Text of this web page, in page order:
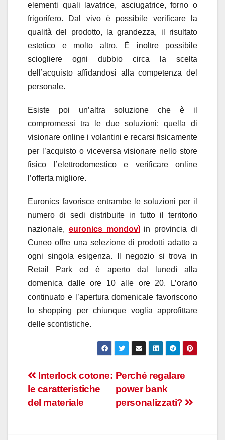
elementi quali lavatrice, asciugatrice, forno o
frigorifero. Dal vivo è possibile verificare la
qualità del prodotto, la grandezza, il risultato
estetico e molto altro. È inoltre possibile
sciogliere ogni dubbio circa la scelta
dell’acquisto affidandosi alla competenza del
personale.
Esiste poi un’altra soluzione che è il
compromessi tra le due soluzioni: quella di
visionare online i volantini e recarsi fisicamente
per l’acquisto o viceversa visionare nello store
fisico l’elettrodomestico e verificare online
l’offerta migliore.
Euronics favorisce entrambe le soluzioni per il
numero di sedi distribuite in tutto il territorio
nazionale, euronics mondovìin provincia di
Cuneo offre una selezione di prodotti adatto a
ogni singola esigenza. Il negozio si trova in
Retail Park ed è aperto dal lunedì alla
domenica dalle ore 10 alle ore 20. L’orario
continuato e l’apertura domenicale favoriscono
lo shopping per chiunque voglia approfittare
delle scontistiche.
Navigazione
articoli
Perché regalare
power bank
personalizzati?
Interlock cotone:
le caratteristiche
del materiale